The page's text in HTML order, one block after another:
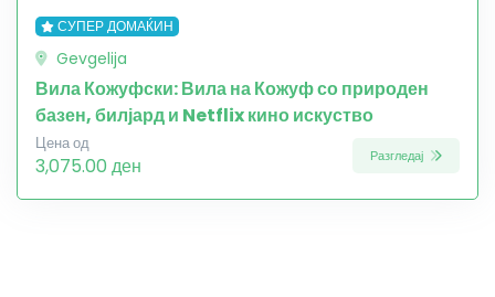
СУПЕР ДОМАЌИН
Gevgelija
Вила Кожуфски: Вила на Кожуф со природен
базен, билјард и Netflix кино искуство
Цена од
3,075.00 ден Разгледај